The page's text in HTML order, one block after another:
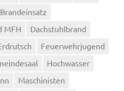
Brandeinsatz
MFH
Dachstuhlbrand
Feuerwehrjugend
Hochwasser
Maschinisten